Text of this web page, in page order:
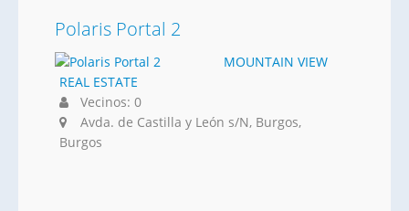
Polaris Portal 2
MOUNTAIN VIEW
REAL ESTATE
Vecinos: 0
Avda. de Castilla y León s/N, Burgos,
Burgos